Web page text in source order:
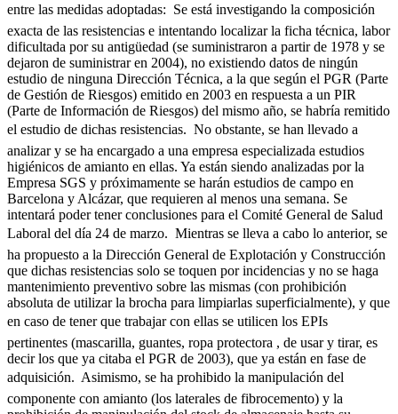
entre las medidas adoptadas:  Se está investigando la composición
exacta de las resistencias e intentando localizar la ficha técnica, labor
dificultada por su antigüedad (se suministraron a partir de 1978 y se
dejaron de suministrar en 2004), no existiendo datos de ningún
estudio de ninguna Dirección Técnica, a la que según el PGR (Parte
de Gestión de Riesgos) emitido en 2003 en respuesta a un PIR
(Parte de Información de Riesgos) del mismo año, se habría remitido
el estudio de dichas resistencias.  No obstante, se han llevado a
analizar y se ha encargado a una empresa especializada estudios
higiénicos de amianto en ellas. Ya están siendo analizadas por la
Empresa SGS y próximamente se harán estudios de campo en
Barcelona y Alcázar, que requieren al menos una semana. Se
intentará poder tener conclusiones para el Comité General de Salud
Laboral del día 24 de marzo.  Mientras se lleva a cabo lo anterior, se
ha propuesto a la Dirección General de Explotación y Construcción
que dichas resistencias solo se toquen por incidencias y no se haga
mantenimiento preventivo sobre las mismas (con prohibición
absoluta de utilizar la brocha para limpiarlas superficialmente), y que
en caso de tener que trabajar con ellas se utilicen los EPIs
pertinentes (mascarilla, guantes, ropa protectora , de usar y tirar, es
decir los que ya citaba el PGR de 2003), que ya están en fase de
adquisición.  Asimismo, se ha prohibido la manipulación del
componente con amianto (los laterales de fibrocemento) y la